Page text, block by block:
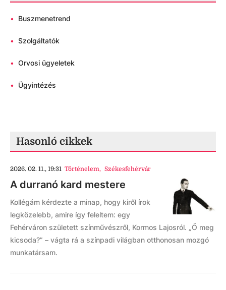
• Buszmenetrend
• Szolgáltatók
• Orvosi ügyeletek
• Ügyintézés
Hasonló cikkek
2026. 02. 11., 19:31 Történelem, Székesfehérvár
A durranó kard mestere
Kollégám kérdezte a minap, hogy kiről írok
legközelebb, amire így feleltem: egy
Fehérváron született színművészről, Kormos Lajosról. „Ő meg
kicsoda?” – vágta rá a színpadi világban otthonosan mozgó
munkatársam.